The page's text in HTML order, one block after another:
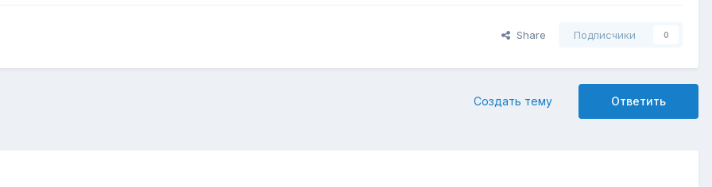
Share Подписчики 0
Ответить
Создать тему